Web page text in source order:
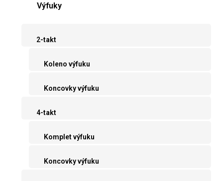
Výfuky
2-takt
Koleno výfuku
Koncovky výfuku
4-takt
Komplet výfuku
Koncovky výfuku